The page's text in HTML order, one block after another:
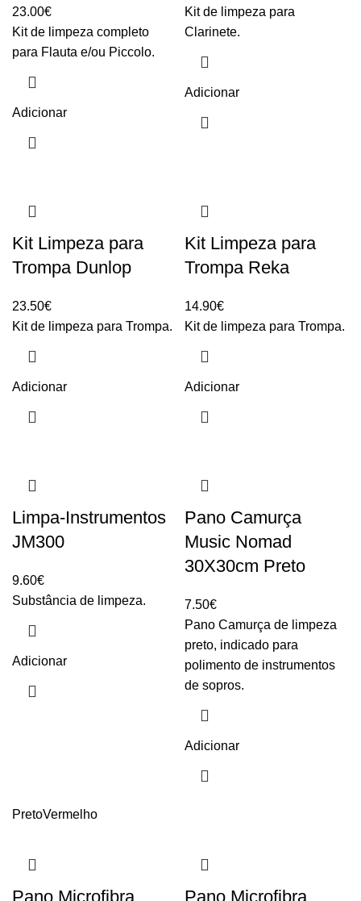
23.00€
Kit de limpeza completo
para Flauta e/ou Piccolo.
Adicionar
Kit de limpeza para
Clarinete.
Adicionar
Kit Limpeza para
Trompa Dunlop
23.50€
Kit de limpeza para Trompa.
Adicionar
Kit Limpeza para
Trompa Reka
14.90€
Kit de limpeza para Trompa.
Adicionar
Limpa-Instrumentos
JM300
9.60€
Substância de limpeza.
Adicionar
Pano Camurça
Music Nomad
30X30cm Preto
7.50€
Pano Camurça de limpeza
preto, indicado para
polimento de instrumentos
de sopros.
Adicionar
PretoVermelho
Pano Microfibra Pano Microfibra